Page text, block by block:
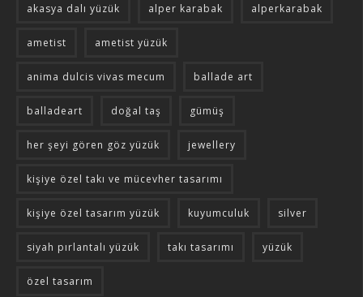
akasya dalı yüzük alper karabak alperkarabak
ametist ametist yüzük
anima dulcis vivas mecum ballade art
balladeart doğal taş gümüş
her şeyi gören göz yüzük jewellery
kişiye özel takı ve mücevher tasarımı
kişiye özel tasarım yüzük kuyumculuk silver
siyah pırlantalı yüzük takı tasarımı yüzük
özel tasarım